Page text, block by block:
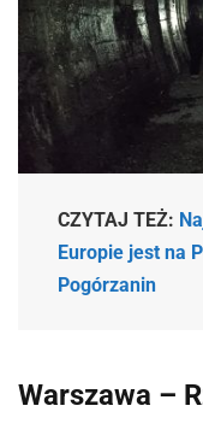
CZYTAJ TEŻ:
Europie jest na
Pogórzanin
Warszawa –